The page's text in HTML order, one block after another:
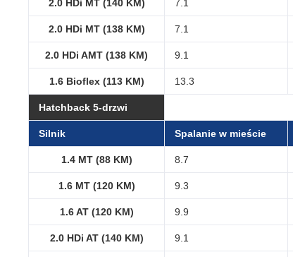
2.0 HDi MT (140 KM) 7.1
2.0 HDi MT (138 KM) 7.1
2.0 HDi AMT (138 KM) 9.1
1.6 Bioflex (113 KM) 13.3
Hatchback 5-drzwi
Silnik Spalanie w mieście
1.4 MT (88 KM) 8.7
1.6 MT (120 KM) 9.3
1.6 AT (120 KM) 9.9
2.0 HDi AT (140 KM) 9.1